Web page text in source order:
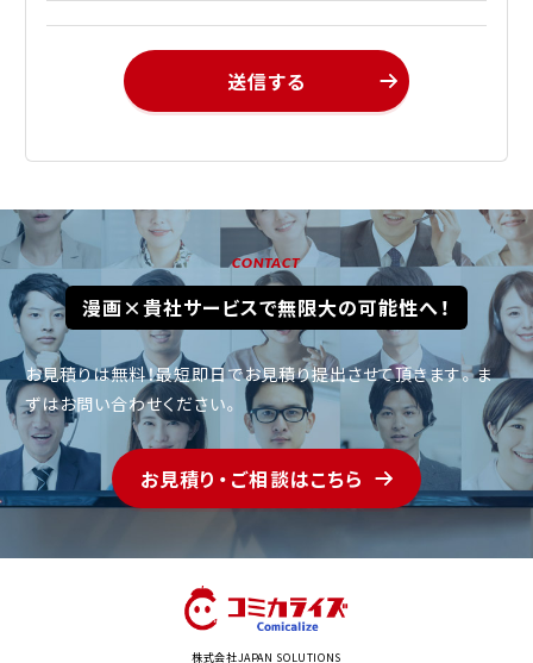
送信する
CONTACT
漫画×貴社サービスで無限大の可能性へ！
お見積りは無料！最短即日でお見積り提出させて頂きます。ま
ずはお問い合わせください。
お見積り・ご相談はこちら
株式会社JAPAN SOLUTIONS